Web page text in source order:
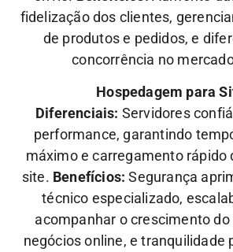
fidelização dos clientes,
de produtos e pedidos, e
concorrência no
Hospedagem para
Diferenciais: Servidores
performance, garantindo
máximo e carregamento rápido
site. Benefícios: Segurança
técnico especializado,
acompanhar o crescimento
negócios online, e tranquilidade